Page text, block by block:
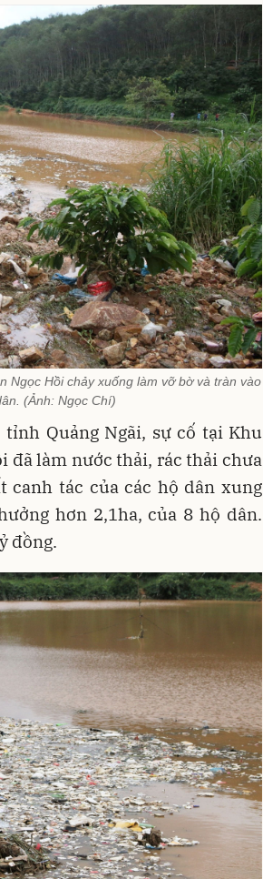
Ngọc Hồi chảy xuống làm vỡ bờ và tràn vào
(Ảnh: Ngọc Chí)
Quảng Ngãi, sự cố tại Khu
đã làm nước thải, rác thải chưa
tác của các hộ dân xung
hơn 2,1ha, của 8 hộ dân.
đồng.